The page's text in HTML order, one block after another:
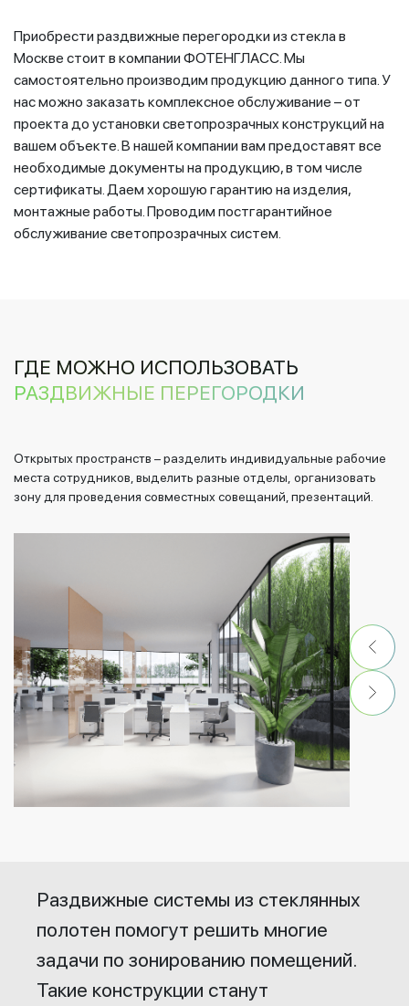
Приобрести раздвижные перегородки из стекла в
Москве стоит в компании ФОТЕНГЛАСС. Мы
самостоятельно производим продукцию данного типа. У
нас можно заказать комплексное обслуживание – от
проекта до установки светопрозрачных конструкций на
вашем объекте. В нашей компании вам предоставят все
необходимые документы на продукцию, в том числе
сертификаты. Даем хорошую гарантию на изделия,
монтажные работы. Проводим постгарантийное
обслуживание светопрозрачных систем.
ГДЕ МОЖНО ИСПОЛЬЗОВАТЬ
РАЗДВИЖНЫЕ ПЕРЕГОРОДКИ
Открытых пространств – разделить индивидуальные рабочие
места сотрудников, выделить разные отделы, организовать
зону для проведения совместных совещаний, презентаций.
Раздвижные системы из стеклянных
полотен помогут решить многие
задачи по зонированию помещений.
Такие конструкции станут